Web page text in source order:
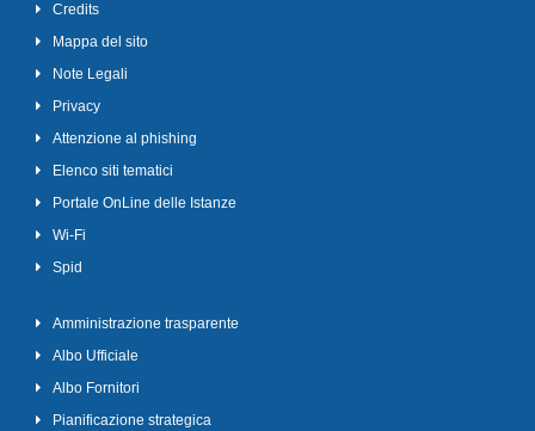
Credits
Mappa del sito
Note Legali
Privacy
Attenzione al phishing
Elenco siti tematici
Portale OnLine delle Istanze
Wi-Fi
Spid
Amministrazione trasparente
Albo Ufficiale
Albo Fornitori
Pianificazione strategica